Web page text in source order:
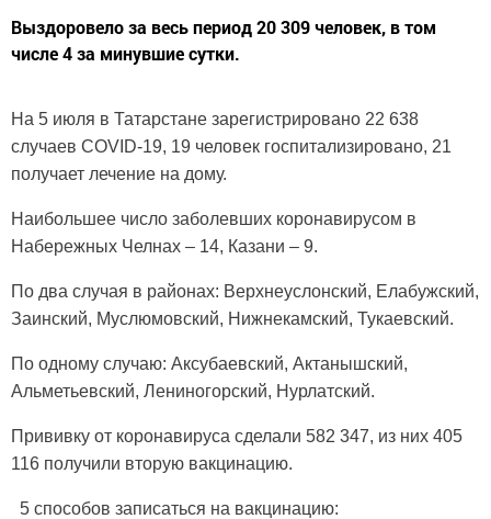
Выздоровело за весь период 20 309 человек, в том
числе 4 за минувшие сутки.
На 5 июля в Татарстане зарегистрировано 22 638
случаев COVID-19, 19 человек госпитализировано, 21
получает лечение на дому.
Наибольшее число заболевших коронавирусом в
Набережных Челнах – 14, Казани – 9.
По два случая в районах: Верхнеуслонский, Елабужский,
Заинский, Муслюмовский, Нижнекамский, Тукаевский.
По одному случаю: Аксубаевский, Актанышский,
Альметьевский, Лениногорский, Нурлатский.
Прививку от коронавируса сделали 582 347, из них 405
116 получили вторую вакцинацию.
5 способов записаться на вакцинацию: